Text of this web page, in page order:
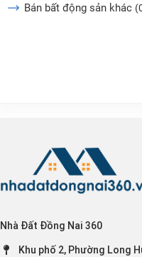
Bán bất động sản khác
Nhà Đất Đồng Nai 360
Khu phố 2, Phường Long